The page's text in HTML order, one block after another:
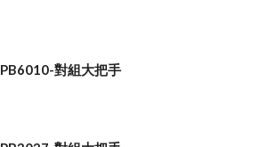
PB6010-對組大把手